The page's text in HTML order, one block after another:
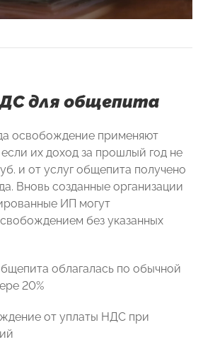
для общепита
освобождение применяют
их доход за прошлый год не
и от услуг общепита получено
Вновь созданные организации
ИП могут
без указанных
облагалась по обычной
20%
от уплаты НДС при